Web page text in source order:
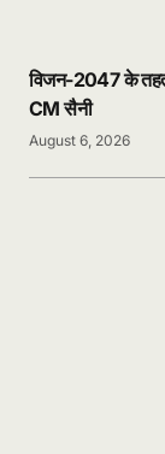
विजन-2047 के
CM सैनी
August 6, 2026